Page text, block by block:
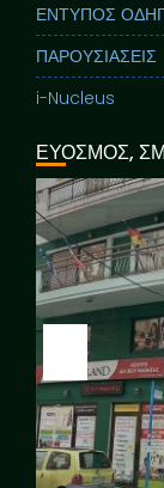
ΕΝΤΥΠΟΣ
ΠΑΡΟΥΣΙΑΣΕΙΣ
i-Nucleus
ΕΥΟΣΜΟΣ,